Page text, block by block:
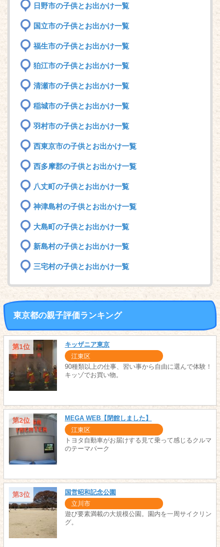
日野市の子供とお出かけ一覧
国立市の子供とお出かけ一覧
福生市の子供とお出かけ一覧
狛江市の子供とお出かけ一覧
清瀬市の子供とお出かけ一覧
稲城市の子供とお出かけ一覧
羽村市の子供とお出かけ一覧
西東京市の子供とお出かけ一覧
西多摩郡の子供とお出かけ一覧
八丈町の子供とお出かけ一覧
神津島村の子供とお出かけ一覧
大島町の子供とお出かけ一覧
新島村の子供とお出かけ一覧
三宅村の子供とお出かけ一覧
東京都の親子評価ランキング
第1位 キッザニア東京
江東区
90種類以上の仕事、習い事から自由に選んで体験！
キッゾでお買い物。
第2位 MEGA WEB【閉館しました】
江東区
トヨタ自動車がお届けする見て乗って感じるクルマ
のテーマパーク
第3位 国営昭和記念公園
立川市
遊び要素満載の大規模公園。園内を一周サイクリン
グ。